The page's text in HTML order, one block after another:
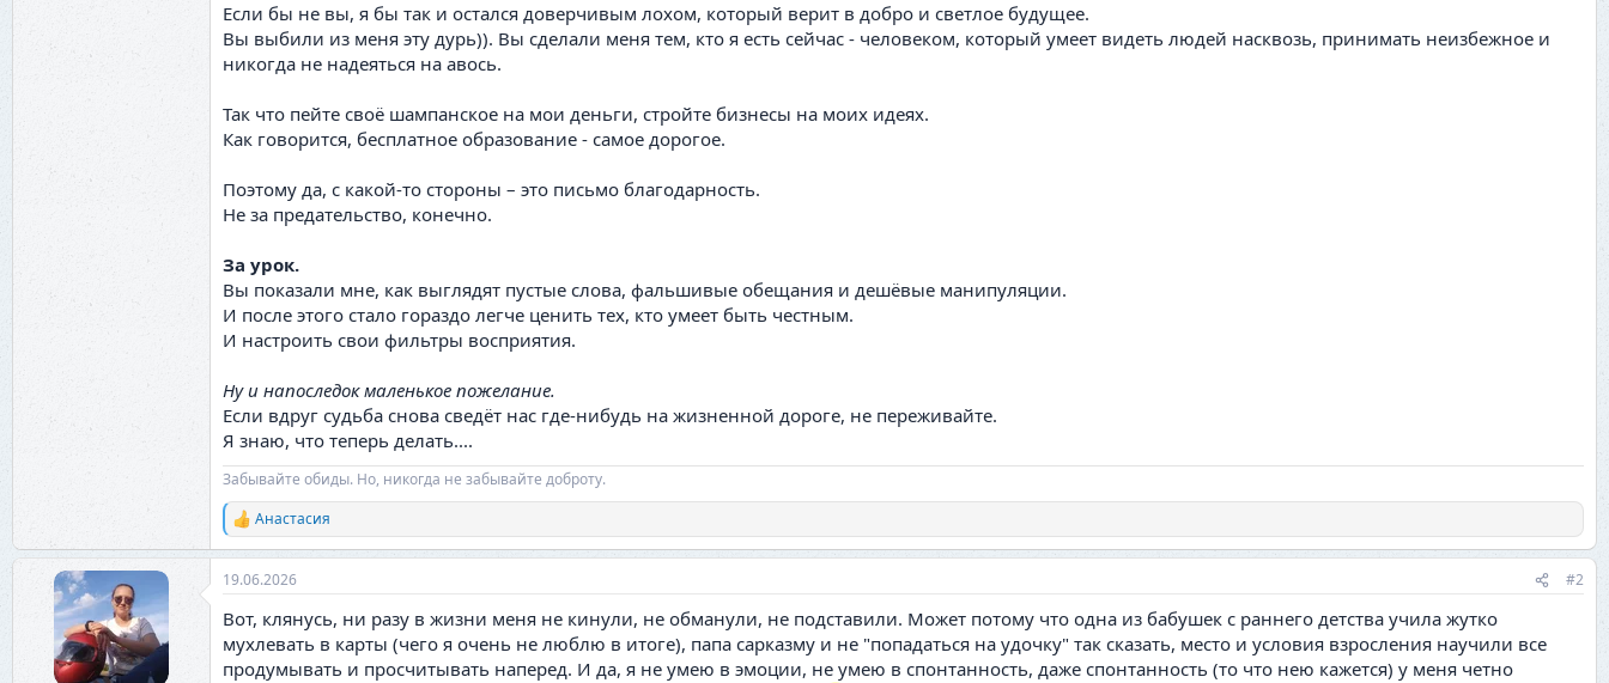
Если бы не вы, я бы так и остался доверчивым лохом, который верит в добро и светлое будущее.
Вы выбили из меня эту дурь)). Вы сделали меня тем, кто я есть сейчас - человеком, который умеет видеть людей насквозь, принимать неизбежное и
никогда не надеяться на авось.
Так что пейте своё шампанское на мои деньги, стройте бизнесы на моих идеях.
Как говорится, бесплатное образование - самое дорогое.
Поэтому да, с какой-то стороны – это письмо благодарность.
Не за предательство, конечно.
За урок.
Вы показали мне, как выглядят пустые слова, фальшивые обещания и дешёвые манипуляции.
И после этого стало гораздо легче ценить тех, кто умеет быть честным.
И настроить свои фильтры восприятия.
Ну и напоследок маленькое пожелание.
Если вдруг судьба снова сведёт нас где-нибудь на жизненной дороге, не переживайте.
Я знаю, что теперь делать....
Забывайте обиды. Но, никогда не забывайте доброту.
Р
е
а
к
и
и
Анастасия
19.06.2026 #2
Вот, клянусь, ни разу в жизни меня не кинули, не обманули, не подставили. Может потому что одна из бабушек с раннего детства учила жутко
мухлевать в карты (чего я очень не люблю в итоге), папа сарказму и не "попадаться на удочку" так сказать, место и условия взросления научили все
продумывать и просчитывать наперед. И да, я не умею в эмоции, не умею в спонтанность, даже спонтанность (то что нею кажется) у меня четно